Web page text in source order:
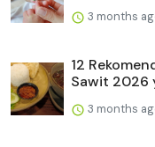
3 months
12
Sawit 2026
3 months